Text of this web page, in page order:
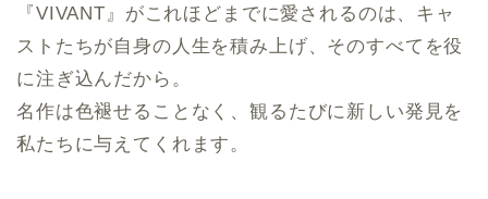
『VIVANT』がこれほどまでに愛されるのは、キャ
ストたちが自身の人生を積み上げ、そのすべてを役
に注ぎ込んだから。
名作は色褪せることなく、観るたびに新しい発見を
私たちに与えてくれます。